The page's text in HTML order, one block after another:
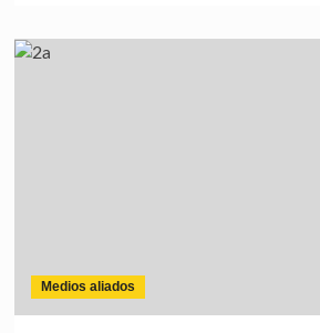
Medios aliados